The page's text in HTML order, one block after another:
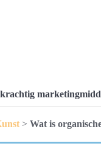
> Wat is